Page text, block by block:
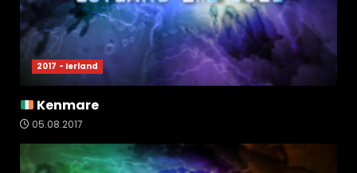
2017 - Ierland
Kenmare
05.08.2017